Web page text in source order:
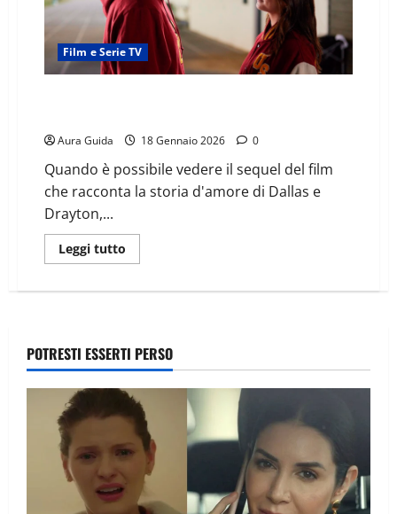
Film e Serie TV
Aura Guida 18 Gennaio 2026 0
Quando è possibile vedere il sequel del film
che racconta la storia d'amore di Dallas e
Drayton,...
Leggi tutto
POTRESTI ESSERTI PERSO